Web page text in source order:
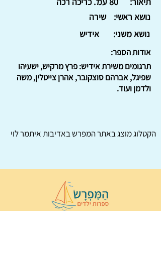
שירה
נושא ראשי:
אידיש
נושא משני:
אודות הספר:
תרגומים משירת אידיש: פרץ מרקיש, ישעיהו
שפיגל, אברהם סוצקובר, אהרן צייטלין, משה
ולדמן ועוד.
הקטלוג מוצג באתרהמפרשבאדיבות איתמר לוי